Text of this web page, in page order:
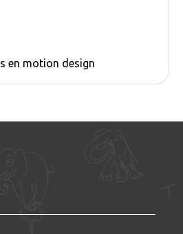
en motion design